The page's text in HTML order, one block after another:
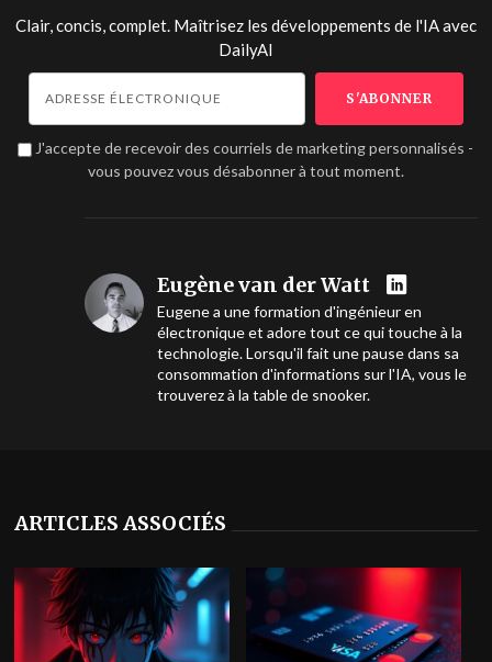
Clair, concis, complet. Maîtrisez les développements de l'IA avec
DailyAI
J'accepte de recevoir des courriels de marketing personnalisés -
vous pouvez vous désabonner à tout moment.
Eugène van der Watt
Eugene a une formation d'ingénieur en
électronique et adore tout ce qui touche à la
technologie. Lorsqu'il fait une pause dans sa
consommation d'informations sur l'IA, vous le
trouverez à la table de snooker.
ARTICLES ASSOCIÉS